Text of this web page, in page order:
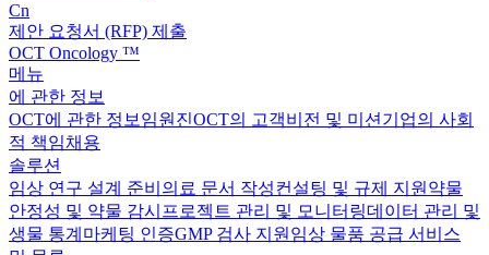
Cn
제안 요청서 (RFP) 제출
OCT Oncology ™
메뉴
에 관한 정보
OCT에 관한 정보 임원진OCT의 고객비전 및 미션 기업의 사회
적 책임채용
솔루션
임상 연구 설계 준비 의료 문서 작성컨설팅 및 규제 지원 약물
안정성 및 약물 감시 프로젝트 관리 및 모니터링데이터 관리 및
생물 통계 마케팅 인증GMP 검사 지원 임상 물품 공급 서비스